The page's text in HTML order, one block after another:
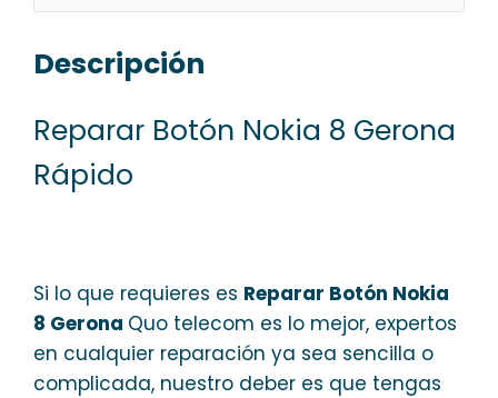
Descripción
Reparar Botón Nokia 8 Gerona
Rápido
Si lo que requieres es Reparar Botón Nokia
8 Gerona Quo telecom es lo mejor, expertos
en cualquier reparación ya sea sencilla o
complicada, nuestro deber es que tengas